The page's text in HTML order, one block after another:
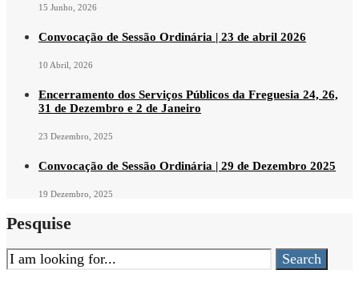
15 Junho, 2026
Convocação de Sessão Ordinária | 23 de abril 2026
10 Abril, 2026
Encerramento dos Serviços Públicos da Freguesia 24, 26,
31 de Dezembro e 2 de Janeiro
23 Dezembro, 2025
Convocação de Sessão Ordinária | 29 de Dezembro 2025
19 Dezembro, 2025
Pesquise
Search
for:
Search